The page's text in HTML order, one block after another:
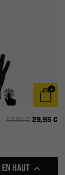
42,00 € 29,95 €
EN HAUT 